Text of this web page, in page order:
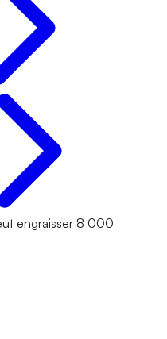
engraisser 8 000